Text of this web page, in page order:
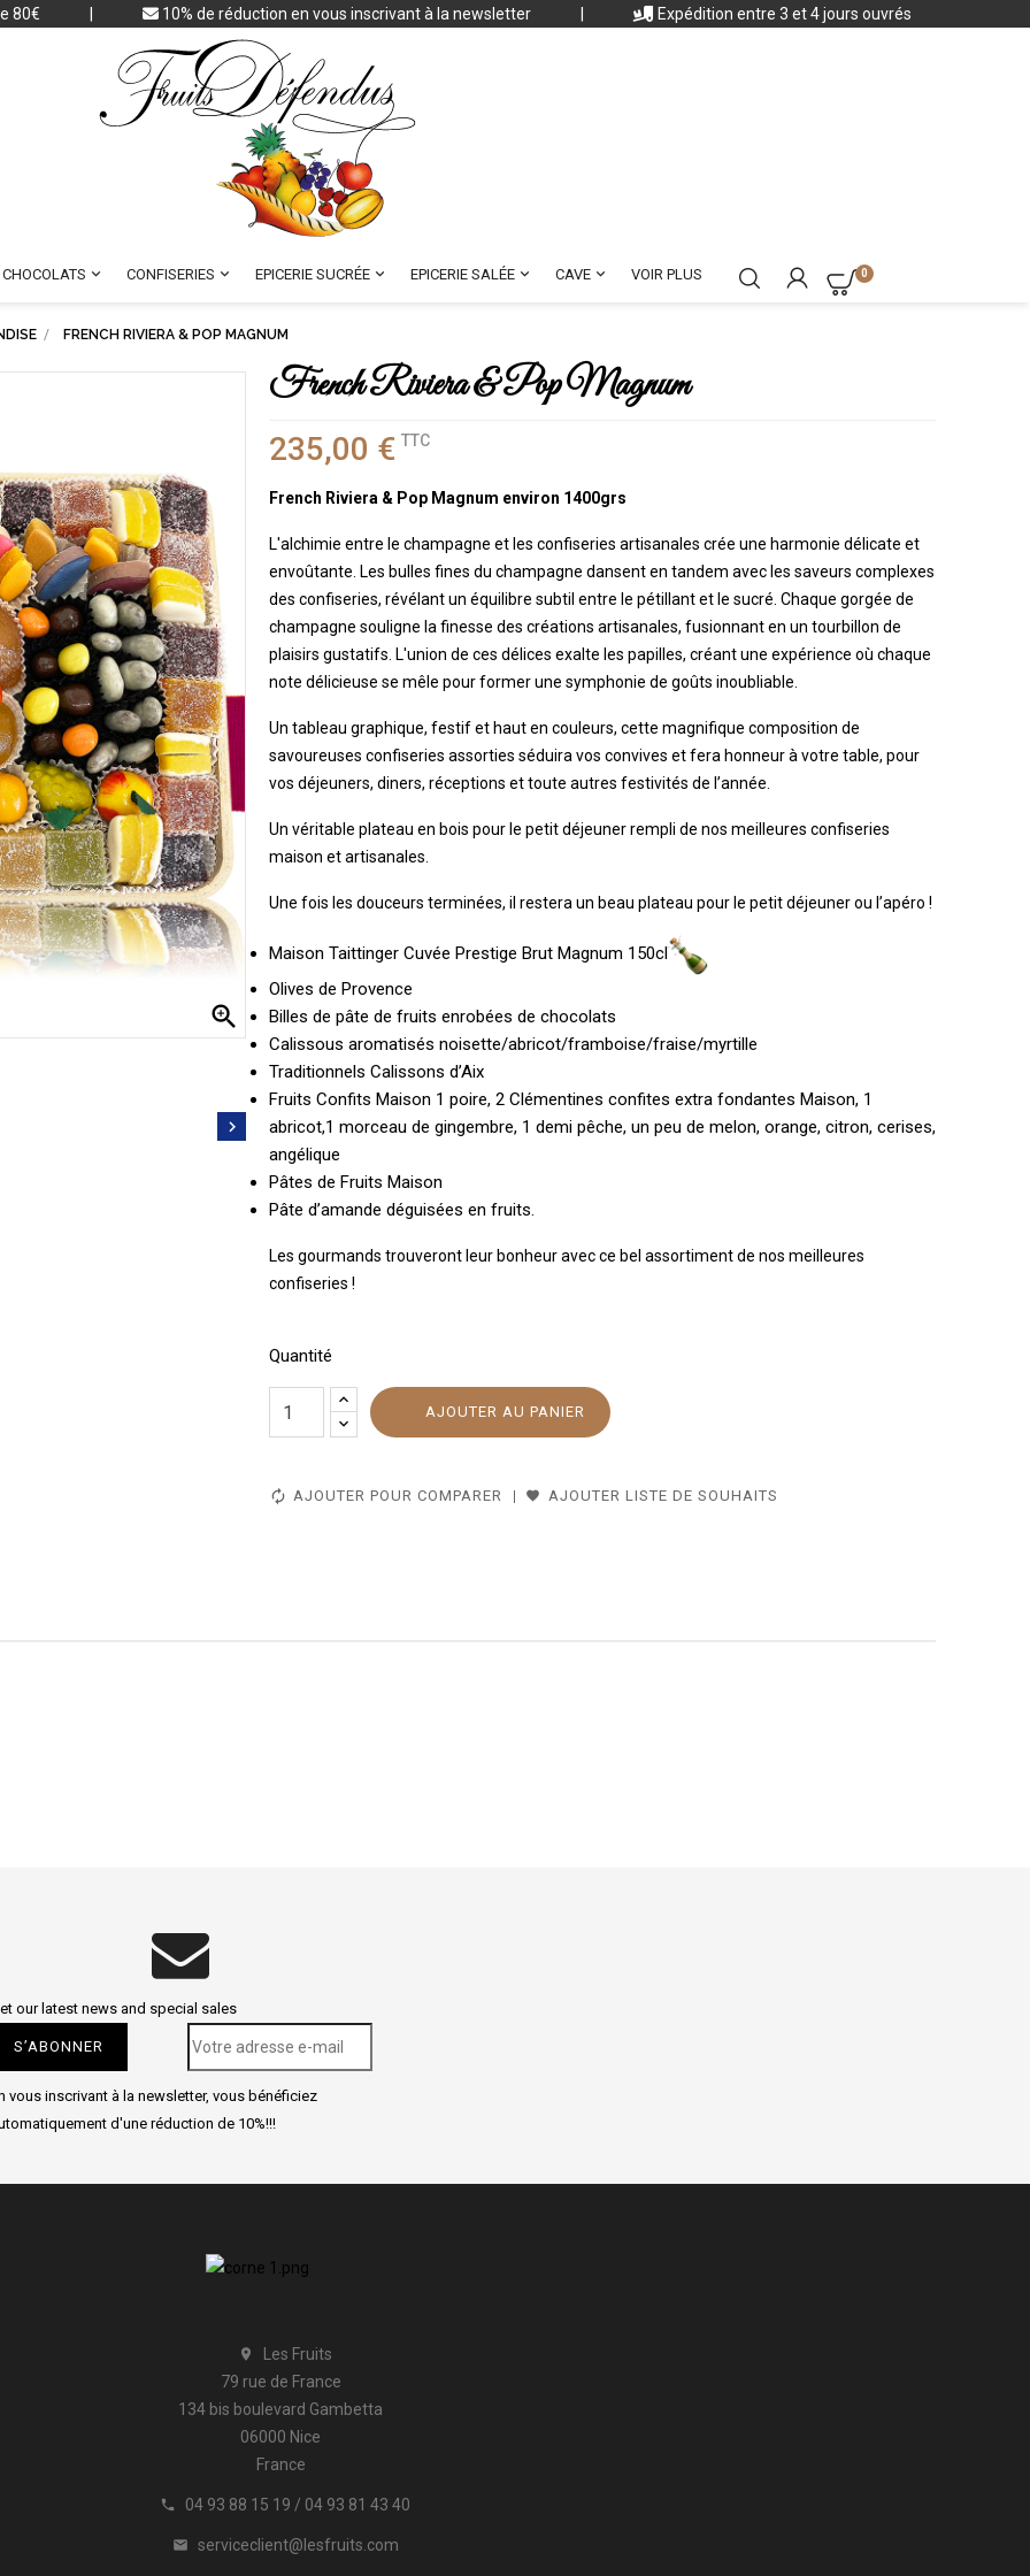
80€ 10% de réduction en vous inscrivant à la newsletter Expédition entre 3 et 4 jours ouvrés

CHOCOLATS 
CONFISERIES 
EPICERIE SUCRÉE 
EPICERIE SALÉE 
CAVE VOIR PLUS 0
FRENCH RIVIERA & POP MAGNUM


French Riviera & Pop Magnum
235,00 € TTC
French Riviera & Pop Magnum environ 1400grs
L'alchimie entre le champagne et les confiseries artisanales crée une harmonie délicate et
envoûtante. Les bulles fines du champagne dansent en tandem avec les saveurs complexes
des confiseries, révélant un équilibre subtil entre le pétillant et le sucré. Chaque gorgée de
champagne souligne la finesse des créations artisanales, fusionnant en un tourbillon de
plaisirs gustatifs. L'union de ces délices exalte les papilles, créant une expérience où chaque
note délicieuse se mêle pour former une symphonie de goûts inoubliable.
Un tableau graphique, festif et haut en couleurs, cette magnifique composition de
savoureuses confiseries assorties séduira vos convives et fera honneur à votre table, pour
vos déjeuners, diners, réceptions et toute autres festivités de l’année.
Un véritable plateau en bois pour le petit déjeuner rempli de nos meilleures confiseries
maison et artisanales.
Une fois les douceurs terminées, il restera un beau plateau pour le petit déjeuner ou l’apéro !
Maison Taittinger Cuvée Prestige Brut Magnum 150cl
Olives de Provence
Billes de pâte de fruits enrobées de chocolats
Calissous aromatisés noisette/abricot/framboise/fraise/myrtille
Traditionnels Calissons d’Aix
Fruits Confits Maison 1 poire, 2 Clémentines confites extra fondantes Maison, 1
abricot,1 morceau de gingembre, 1 demi pêche, un peu de melon, orange, citron, cerises,
angélique
Pâtes de Fruits Maison
Pâte d’amande déguisées en fruits.
Les gourmands trouveront leur bonheur avec ce bel assortiment de nos meilleures
confiseries !
Quantité
AJOUTER AU PANIER
AJOUTER POUR COMPARER AJOUTER LISTE DE SOUHAITS
our latest news and special sales
vous inscrivant à la newsletter, vous bénéficiez
d'une réduction de 10%!!!

Les Fruits
79 rue de France
134 bis boulevard Gambetta
06000 Nice
France
 04 93 88 15 19 / 04 93 81 43 40
 serviceclient@lesfruits.com